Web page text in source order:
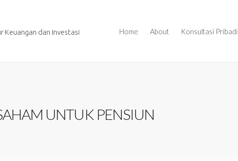
Keuangan dan Investasi Home About Konsultasi Pribadi
UNTUK PENSIUN